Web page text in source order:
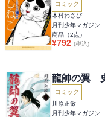
コミック
木村わさび
月刊少年マガジン
商品（2点）
¥792 (税込)
龍帥の翼
コミック
川原正敏
月刊少年マガジン